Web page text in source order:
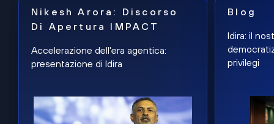
Nikesh Arora: Discorso
Di Apertura IMPACT
Accelerazione dell'era agentica:
presentazione di Idira
Blog
Idira: il
privilegi